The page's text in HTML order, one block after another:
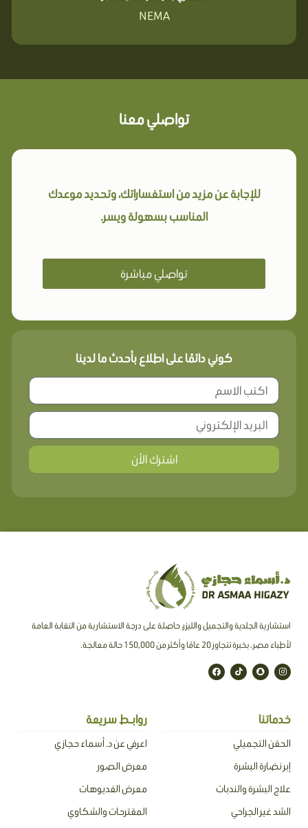
NEMA
تواصلي معنا
للإجابة عن مزيد من استفساراتك، وتحديد موعدك
المناسب بسهولة ويسر.
تواصلي مباشرة
كوني دائمًا على اطلاع بأحدث ما لدينا
اشترك الأن
استشارية الجلدية والتجميل والليزر، حاصلة على درجة الاستشارية من النقابة العامة
لأطباء مصر ، بخبرة تتجاوز 20 عامًا وأكثر من 150,000 حالة معالجة.
I
n
s
a
S
n
a
a
t
T
i
k
F
a
c
خدماتنا
الحقن التجميلي
إبر نضارة البشرة
علاج البشرة والندبات
الشد غير الجراحي
روابـط سريعة
اعرفي عن د. أسماء حجازي
معرض الصور
معرض الفديوهات
المقترحات والشكاوي